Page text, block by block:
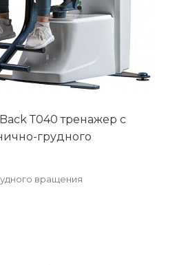
Т040 тренажер с
грудного
вращения